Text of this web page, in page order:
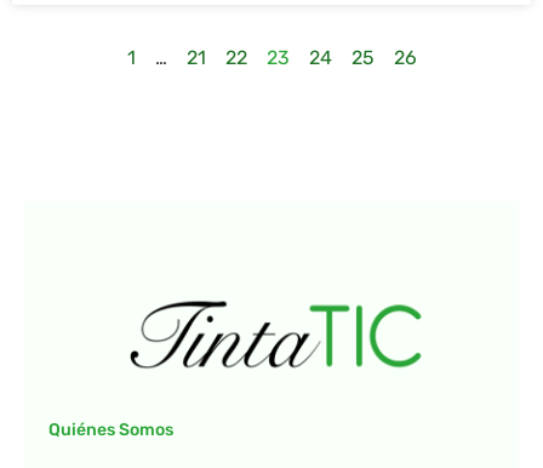
1 … 21 22 23 24 25 26
Quiénes Somos